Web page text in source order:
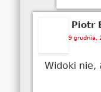
Piotr
9 grudnia,
Widoki nie,